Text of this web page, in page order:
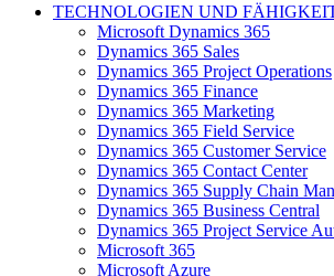
TECHNOLOGIEN UND
Microsoft Dynamics 365
Dynamics 365 Sales
Dynamics 365 Project Operations
Dynamics 365 Finance
Dynamics 365 Marketing
Dynamics 365 Field Service
Dynamics 365 Customer Service
Dynamics 365 Contact Center
Dynamics 365 Supply Chain
Dynamics 365 Business Central
Dynamics 365 Project Service
Microsoft 365
Microsoft Azure